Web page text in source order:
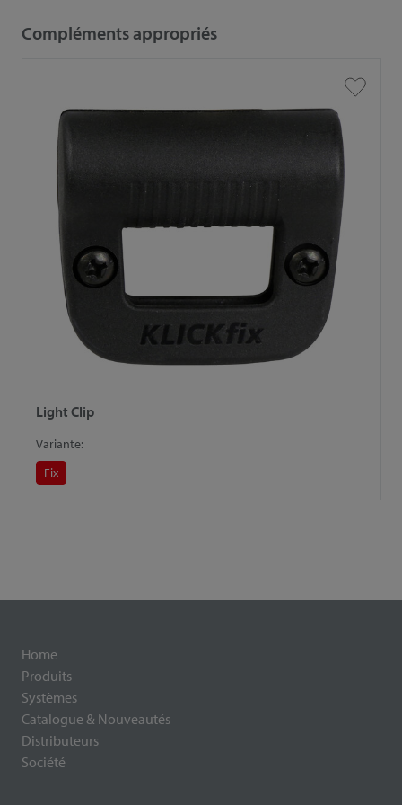
Compléments appropriés
Light Clip
Variante:
Fix
Home
Produits
Systèmes
Catalogue & Nouveautés
Distributeurs
Société